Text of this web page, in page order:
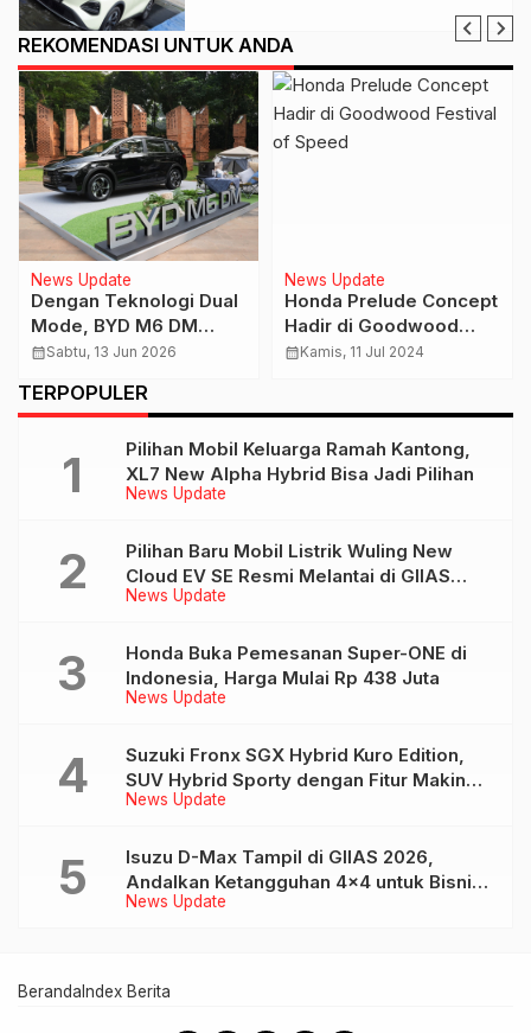
REKOMENDASI UNTUK ANDA
News Update
Dengan Teknologi Dual
Mode, BYD M6 DM
Dijual Mulai Rp 298 Juta
calendar_monthSabtu, 13 Jun 2026
News Update
Honda Prelude Concept
Hadir di Goodwood
Festival of Speed
calendar_monthKamis, 11 Jul 2024
TERPOPULER
News Update
Pilihan Mobil Keluarga Ramah Kantong,
XL7 New Alpha Hybrid Bisa Jadi Pilihan
News Update
Pilihan Baru Mobil Listrik Wuling New
Cloud EV SE Resmi Melantai di GIIAS
2026
News Update
Honda Buka Pemesanan Super-ONE di
Indonesia, Harga Mulai Rp 438 Juta
News Update
Suzuki Fronx SGX Hybrid Kuro Edition,
SUV Hybrid Sporty dengan Fitur Makin
Lengkap
News Update
Isuzu D-Max Tampil di GIIAS 2026,
Andalkan Ketangguhan 4×4 untuk Bisnis
dan Petualangan
Beranda Index Berita